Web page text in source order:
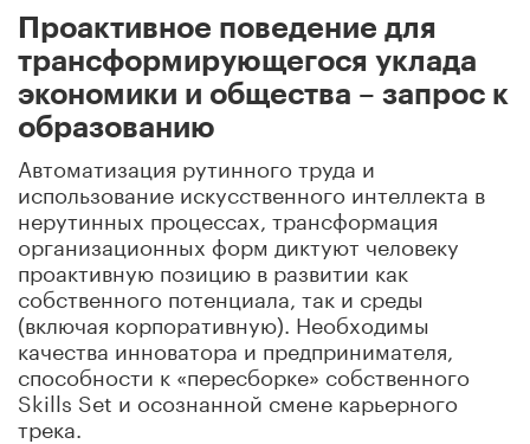
Проактивное поведение для
трансформирующегося уклада
экономики и общества – запрос к
образованию
Автоматизация рутинного труда и
использование искусственного интеллекта в
нерутинных процессах, трансформация
организационных форм диктуют человеку
проактивную позицию в развитии как
собственного потенциала, так и среды
(включая корпоративную). Необходимы
качества инноватора и предпринимателя,
способности к «пересборке» собственного
Skills Set и осознанной смене карьерного
трека.